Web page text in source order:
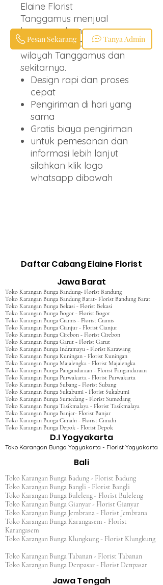
Elaine Florist
Tanggamus menjual
karangan bunga papan
berbagai ucapan untuk
wilayah Tanggamus dan
sekitarnya.
Design rapi dan proses
cepat
Pengiriman di hari yang
sama
Gratis biaya pengiriman
untuk pemesanan dan
informasi lebih lanjut
silahkan klik logo
whatsapp dibawah
Tanya Admin
Pesan Sekarang
Daftar Cabang Elaine Florist
Jawa Barat
Toko Karangan Bunga Bandung- Florist Bandung
Toko Karangan Bunga Bandung Barat- Florist Bandung Barat
Toko Karangan Bunga Bekasi - Florist Bekasi
Toko Karangan Bunga Bogor - Florist Bogor
Toko Karangan Bunga Ciamis - Florist Ciamis
Toko Karangan Bunga Cianjur - Florist Cianjur
Toko Karangan Bunga Cirebon - Florist Cirebon
Toko Karangan Bunga Garut - Florist Garut
Toko Karangan Bunga Indramayu - Florist Karawang
Toko Karangan Bunga Kuningan - Florist Kuningan
Toko Karangan Bunga Majalengka - Florist Majalengka
Toko Karangan Bunga Pangandaraan - Florist Pangandaraan
Toko Karangan Bunga Purwakarta - Florist Purwakarta
Toko Karangan Bunga Subang - Florist Subang
Toko Karangan Bunga Sukabumi - Florist Sukabumi
Toko Karangan Bunga Sumedang - Florist Sumedang
Toko Karangan Bunga Tasikmalaya - Florist Tasikmalaya
Toko Karangan Bunga Banjar- Florist Banjar
Toko Karangan Bunga Cimahi - Florist Cimahi
Toko Karangan Bunga Depok - Florist Depok
D.I Yogyakarta
Toko Karangan Bunga Yogyakarta - Florist Yogyakarta
Bali
Toko Karangan Bunga Badung - Florist Badung
Toko Karangan Bunga Bangli - Florist Bangli
Toko Karangan Bunga Buleleng - Florist Buleleng
Toko Karangan Bunga Gianyar - Florist Gianyar
Toko Karangan Bunga Jembrana - Florist Jembrana
Toko Karangan Bunga Karangasem - Florist
Karangasem
Toko Karangan Bunga Klungkung - Florist Klungkung
Toko Karangan Bunga Tabanan - Florist Tabanan
Toko Karangan Bunga Denpasar - Florist Denpasar
Jawa Tengah